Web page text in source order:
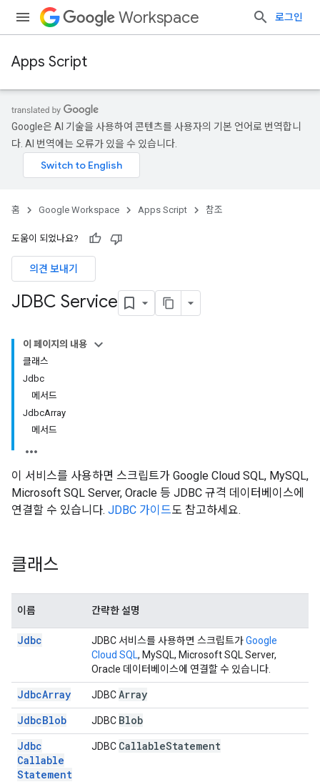
Workspace 로그인
Apps Script
Google은 AI 기술을 사용하여 콘텐츠를 사용자의 기본 언어로 번역합니
다. AI 번역에는 오류가 있을 수 있습니다.
홈 Google Workspace Apps Script 참조
도움이 되었나요?
의견 보내기
JDBC Service
이 페이지의 내용
클래스
Jdbc
메서드
JdbcArray
메서드
이 서비스를 사용하면 스크립트가 Google Cloud SQL, MySQL,
Microsoft SQL Server, Oracle 등 JDBC 규격 데이터베이스에
연결할 수 있습니다. JDBC 가이드도 참고하세요.
클래스
이름 간략한 설명
Jdbc JDBC 서비스를 사용하면 스크립트가Google
Cloud SQL, MySQL, Microsoft SQL Server,
Oracle 데이터베이스에 연결할 수 있습니다.
JdbcArray JDBCArray
JdbcBlob JDBC Blob
Jdbc
Callable
Statement
JDBC CallableStatement